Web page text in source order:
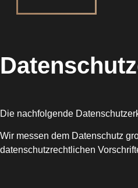
Die nachfolgende
Wir messen dem Datenschutz
datenschutzrechtlichen